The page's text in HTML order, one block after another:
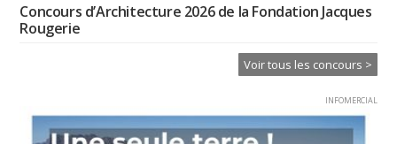
Concours d’Architecture 2026 de la Fondation Jacques
Rougerie
Voir tous les concours >
INFOMERCIAL